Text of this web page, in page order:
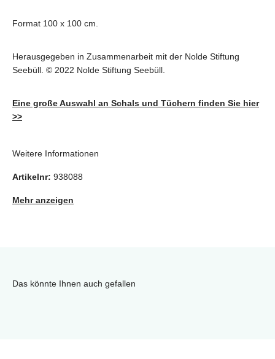
Format 100 x 100 cm.
Herausgegeben in Zusammenarbeit mit der Nolde Stiftung
Seebüll. © 2022 Nolde Stiftung Seebüll.
Eine große Auswahl an Schals und Tüchern finden Sie hier
>>
Weitere Informationen
Artikelnr: 938088
Mehr anzeigen
Das könnte Ihnen auch gefallen